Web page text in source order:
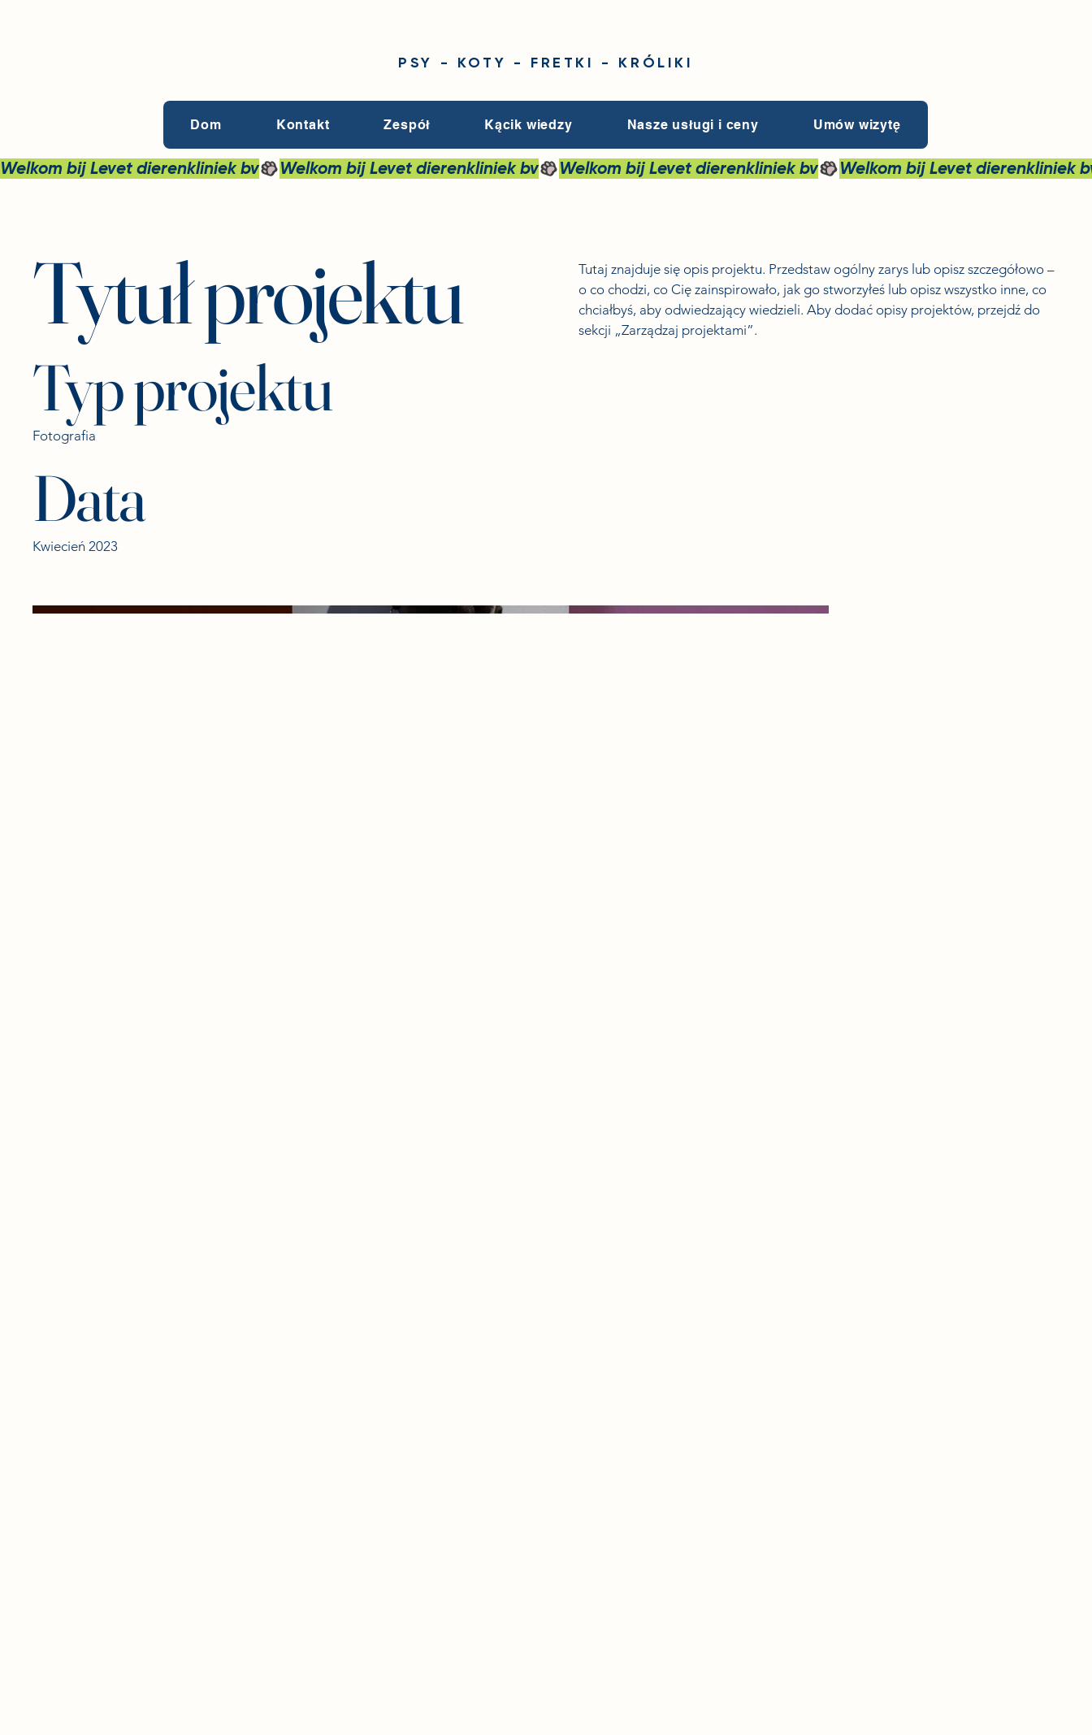
PSY - KOTY - FRETKI - KRÓLIKI
Dom Kontakt Zespół Kącik wiedzy Nasze usługi i ceny Umów wizytę
Welkom bij Levet dierenkliniek bv
Tytuł projektu
Typ projektu
Fotografia
Data
Kwiecień 2023
Tutaj znajduje się opis projektu. Przedstaw ogólny zarys lub opisz szczegółowo –
o co chodzi, co Cię zainspirowało, jak go stworzyłeś lub opisz wszystko inne, co
chciałbyś, aby odwiedzający wiedzieli. Aby dodać opisy projektów, przejdź do
sekcji „Zarządzaj projektami”.